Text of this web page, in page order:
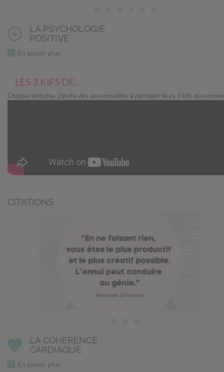
LA PSYCHOLOGIE
POSITIVE
En savoir plus
LES 3 KIFS DE…
Chaque semaine, j’invite des personnalités à partager leurs 3 kifs du
CITATIONS
LA COHERENCE
CARDIAQUE
En savoir plus